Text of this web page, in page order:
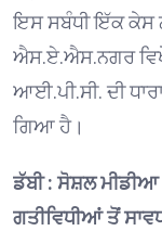
ਇਸ ਸਬੰਧੀ ਇੱਕ ਕੇਸ
ਐਸ.ਏ.ਐਸ.ਨਗਰ
ਆਈ.ਪੀ.ਸੀ. ਦੀ
ਗਿਆ ਹੈ।
ਡੱਬੀ : ਸੋਸ਼ਲ ਮੀਡੀਆ
ਗਤੀਵਿਧੀਆਂ ਤੋਂ